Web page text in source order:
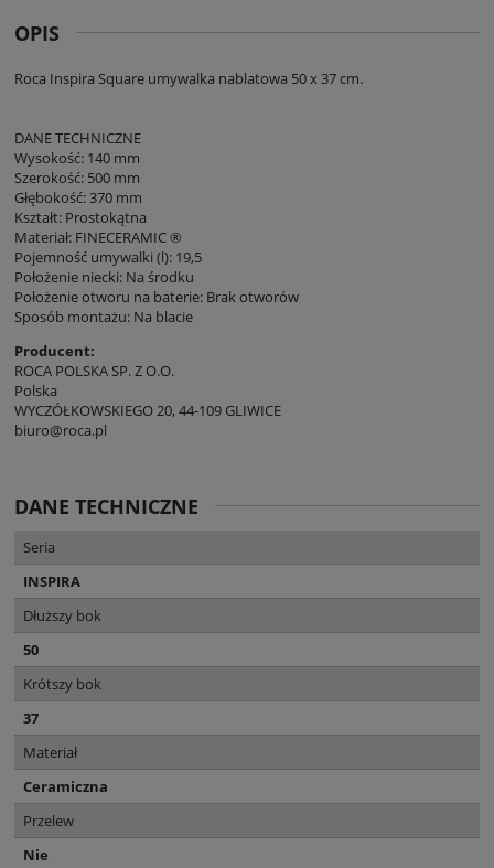
OPIS
Roca Inspira Square umywalka nablatowa 50 x 37 cm.
DANE TECHNICZNE
Wysokość: 140 mm
Szerokość: 500 mm
Głębokość: 370 mm
Kształt: Prostokątna
Materiał: FINECERAMIC ®
Pojemność umywalki (l): 19,5
Położenie niecki: Na środku
Położenie otworu na baterie: Brak otworów
Sposób montażu: Na blacie
Producent:
ROCA POLSKA SP. Z O.O.
Polska
WYCZÓŁKOWSKIEGO 20, 44-109 GLIWICE
biuro@roca.pl
DANE TECHNICZNE
Seria
INSPIRA
Dłuższy bok
50
Krótszy bok
37
Materiał
Ceramiczna
Przelew
Nie